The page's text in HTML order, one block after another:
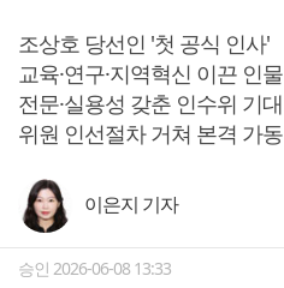
조상호 당선인 '첫 공식 인사'
교육·연구·지역혁신 이끈 인물
전문·실용성 갖춘 인수위 기대
위원 인선절차 거쳐 본격 가동
이은지 기자
승인 2026-06-08 13:33